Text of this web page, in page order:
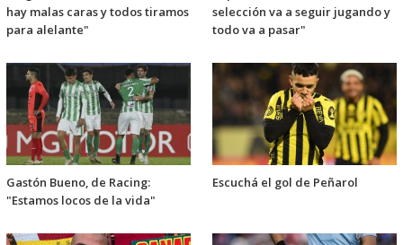
hay malas caras y todos tiramos
para alelante"
selección va a seguir jugando y
todo va a pasar"
Gastón Bueno, de Racing:
"Estamos locos de la vida"
Escuchá el gol de Peñarol